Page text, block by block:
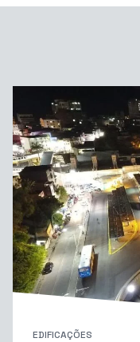
EDIFICAÇÕES